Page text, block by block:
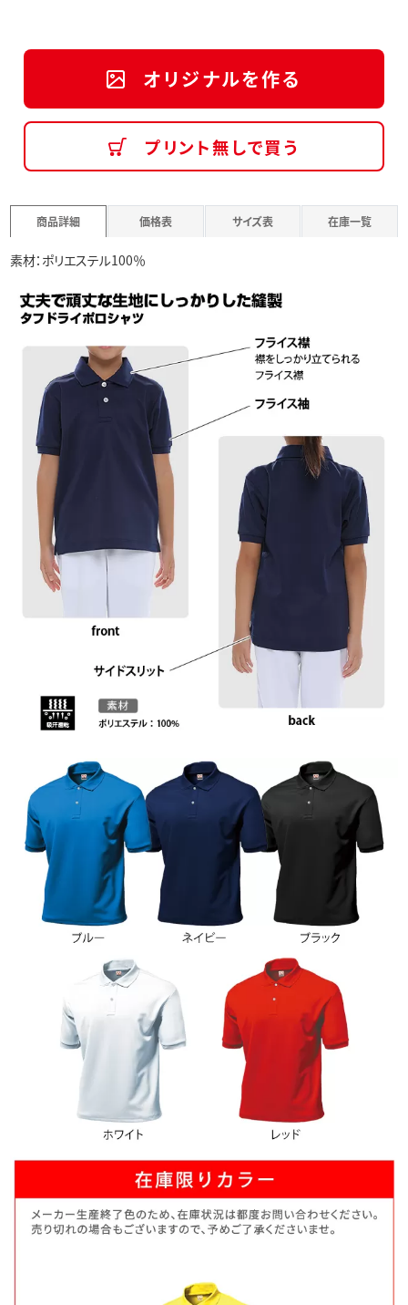
オリジナルを作る
プリント無しで買う
商品詳細 価格表 サイズ表 在庫一覧
素材：ポリエステル100％